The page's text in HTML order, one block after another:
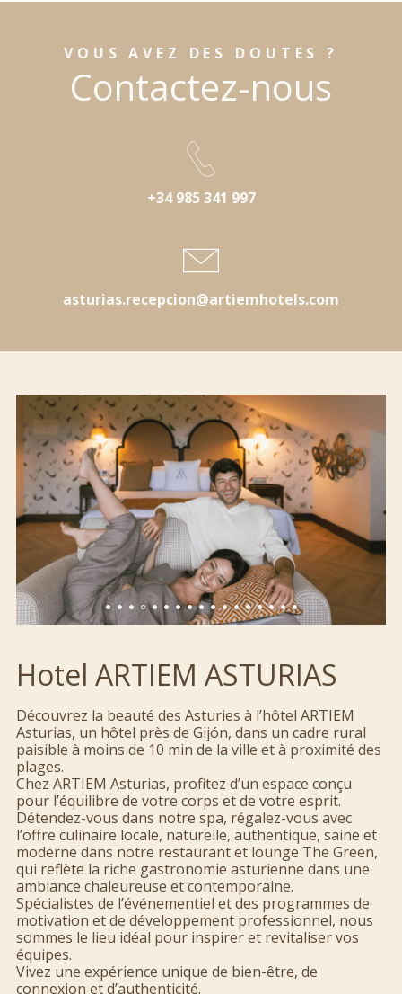
VOUS AVEZ DES DOUTES ?
Contactez-nous
+34 985 341 997
asturias.recepcion@artiemhotels.com
Hotel ARTIEM ASTURIAS
Découvrez la beauté des Asturies à l’hôtel ARTIEM
Asturias, un hôtel près de Gijón, dans un cadre rural
paisible à moins de 10 min de la ville et à proximité des
plages.
Chez ARTIEM Asturias, profitez d’un espace conçu
pour l’équilibre de votre corps et de votre esprit.
Détendez-vous dans notre spa, régalez-vous avec
l’offre culinaire locale, naturelle, authentique, saine et
moderne dans notre restaurant et lounge The Green,
qui reflète la riche gastronomie asturienne dans une
ambiance chaleureuse et contemporaine.
Spécialistes de l’événementiel et des programmes de
motivation et de développement professionnel, nous
sommes le lieu idéal pour inspirer et revitaliser vos
équipes.
Vivez une expérience unique de bien-être, de
connexion et d’authenticité.